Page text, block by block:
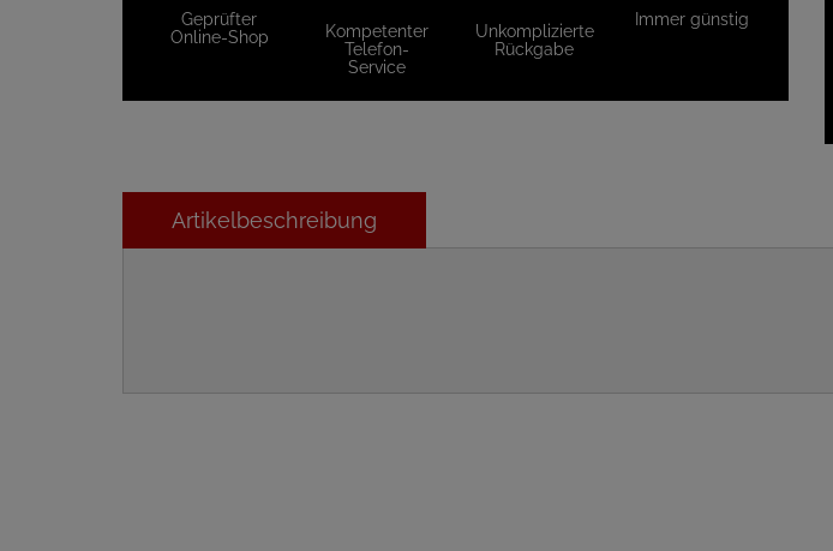
Geprüfter
Online-Shop
Kompetenter
Telefon-
Service
Unkomplizierte
Rückgabe
Immer günstig
Artikelbeschreibung